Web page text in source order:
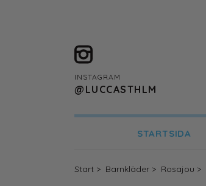
INSTAGRAM
@LUCCASTHLM
STARTSIDA
Start > Barnkläder > Rosajou >